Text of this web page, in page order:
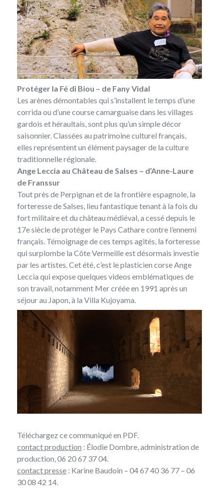
Protéger la Fé di Biou – de Fany Vidal
Les arènes démontables qui s’installent le temps d’une
corrida ou d’une course camarguaise dans les villages
gardois et héraultais, sont plus qu’un simple décor
saisonnier. Classées au patrimoine culturel français,
elles représentent un élément paysager de la culture
traditionnelle régionale.
Ange Leccia au Château de Salses – d’Anne-Laure
de Franssur
Tout près de Perpignan et de la frontière espagnole, la
forteresse de Salses, lieu fantastique tenant à la fois du
fort militaire et du château médiéval, a cessé depuis le
17e siècle de protéger le Pays Cathare contre l’ennemi
français. Témoignage de ces temps agités, la forteresse
qui surplombe la Côte Vermeille est désormais investie
par les artistes. Cet été, c’est le plasticien corse Ange
Leccia qui expose quelques videos emblématiques de
son travail, notamment Mer créée en 1991 après un
séjour au Japon, à la Villa Kujoyama.
Téléchargez ce communiqué en PDF.
contact production : Élodie Dombre, administration de
production, 06 20 67 37 04.
contact presse : Karine Baudoin – 04 67 40 36 77 – 06
30 08 42 14.